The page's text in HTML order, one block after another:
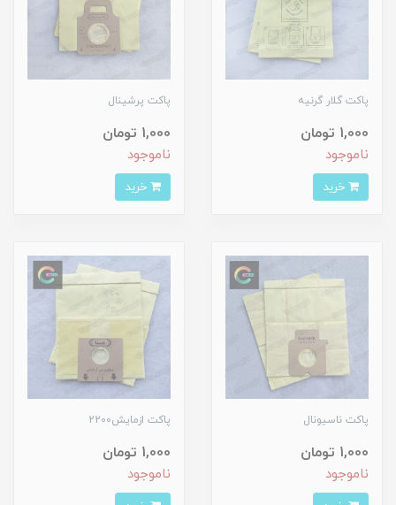
پاکت گلار گرنیه
1,000 تومان
ناموجود
پاکت پرشینال
1,000 تومان
ناموجود
پاکت ناسیونال
1,000 تومان
ناموجود
پاکت ازمایش2200
1,000 تومان
ناموجود